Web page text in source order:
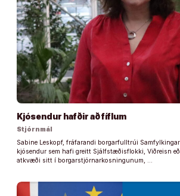
Kjósendur hafðir að fíflum
Stjórnmál
Sabine Leskopf, fráfarandi borgarfulltrúi
kjósendur sem hafi greitt Sjálfstæðisflokki, Viðreisn
atkvæði sitt í borgarstjórnarkosningunum, …